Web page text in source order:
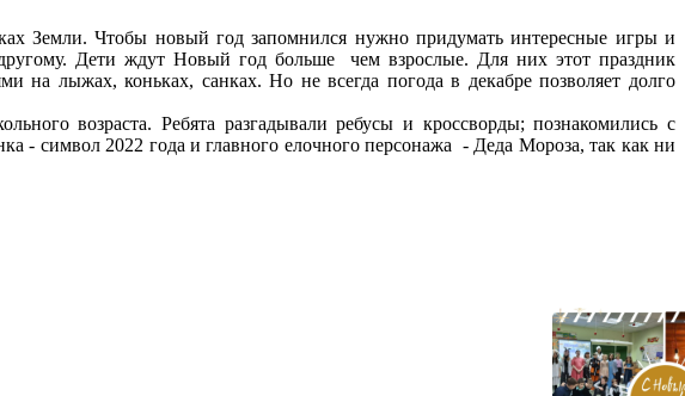
Земли. Чтобы новый год запомнился нужно придумать интересные игры и
Дети ждут Новый год больше чем взрослые. Для них этот праздник
на лыжах, коньках, санках. Но не всегда погода в декабре позволяет долго
возраста. Ребята разгадывали ребусы и кроссворды; познакомились с
- символ 2022 года и главного елочного персонажа - Деда Мороза, так как ни